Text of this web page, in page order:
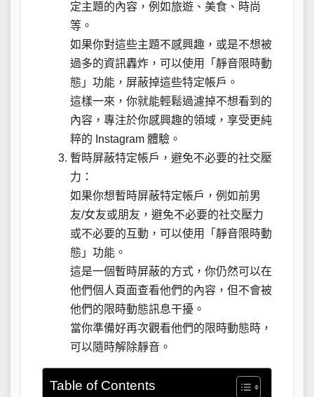
定主題的內容，例如旅遊、美食、時尚
等。
如果你對這些主題不感興趣，或是不想被
過多的資訊轟炸，可以使用「靜音限時動
態」功能，屏蔽掉這些特定帳戶。
這樣一來，你就能輕鬆過濾掉不想看到的
內容，專注於你感興趣的領域，享受更純
粹的 Instagram 體驗。
暫時屏蔽特定帳戶，避免不必要的社交壓
力：
如果你想暫時屏蔽特定帳戶，例如前男
友/女友或朋友，避免不必要的社交壓力
或不必要的互動，可以使用「靜音限時動
態」功能。
這是一個暫時屏蔽的方式，你仍然可以在
他們個人頁面查看他們的內容，但不會被
他們的限時動態訊息干擾。
當你準備好再次觀看他們的限時動態時，
可以隨時解除靜音。
Table of Contents